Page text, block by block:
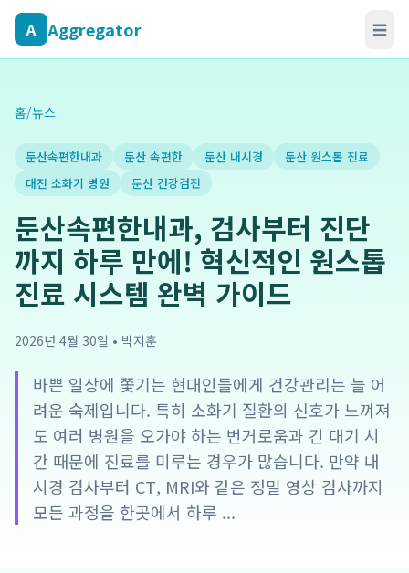
A Aggregator ☰
홈/뉴스
둔산속편한내과 둔산 속편한 둔산 내시경
둔산 원스톱 진료
대전 소화기 병원
둔산 건강검진
둔산속편한내과, 검사부터 진단
까지 하루 만에! 혁신적인 원스톱
진료 시스템 완벽 가이드
2026년 4월 30일 • 박지훈
바쁜 일상에 쫓기는 현대인들에게 건강관리는 늘 어
려운 숙제입니다. 특히 소화기 질환의 신호가 느껴져
도 여러 병원을 오가야 하는 번거로움과 긴 대기 시
간 때문에 진료를 미루는 경우가 많습니다. 만약 내
시경 검사부터 CT, MRI와 같은 정밀 영상 검사까지
모든 과정을 한곳에서 하루 ...